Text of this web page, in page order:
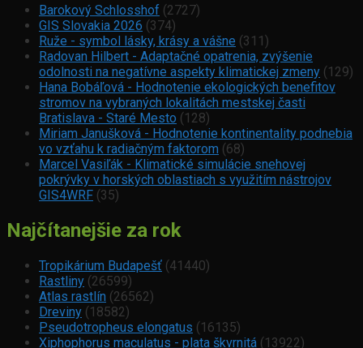
Barokový Schlosshof (2727)
GIS Slovakia 2026 (374)
Ruže - symbol lásky, krásy a vášne (311)
Radovan Hilbert - Adaptačné opatrenia, zvýšenie
odolnosti na negatívne aspekty klimatickej zmeny (129)
Hana Bobáľová - Hodnotenie ekologických benefitov
stromov na vybraných lokalitách mestskej časti
Bratislava - Staré Mesto (128)
Miriam Janušková - Hodnotenie kontinentality podnebia
vo vzťahu k radiačným faktorom (68)
Marcel Vasiľák - Klimatické simulácie snehovej
pokrývky v horských oblastiach s využitím nástrojov
GIS4WRF (35)
Najčítanejšie za rok
Tropikárium Budapešť (41440)
Rastliny (26599)
Atlas rastlín (26562)
Dreviny (18582)
Pseudotropheus elongatus (16135)
Xiphophorus maculatus - plata škvrnitá (13922)